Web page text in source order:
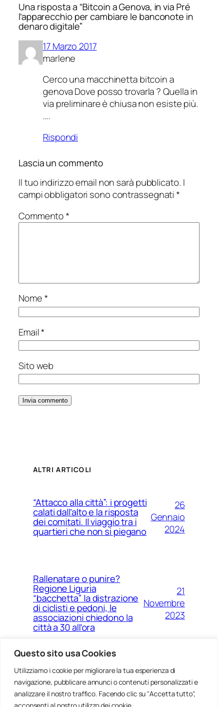
Questo sito usa Cookies
Utilizziamo i cookie per migliorare la tua esperienza di
navigazione, pubblicare annunci o contenuti personalizzati e
analizzare il nostro traffico. Facendo clic su "Accetta tutto",
acconsenti al nostro utilizzo dei cookie.
Una risposta a “Bitcoin a Genova, in via Pré
l’apparecchio per cambiare le banconote in
denaro digitale”
17 Marzo 2017
marlene
Cerco una macchinetta bitcoin a
genova Dove posso trovarla ? Quella in
via preliminare è chiusa non esiste più.
….
Rispondi
Lascia un commento
Il tuo indirizzo email non sarà pubblicato. I
campi obbligatori sono contrassegnati*
Commento*
Nome*
Email*
Sito web
ALTRI ARTICOLI
“Attacco alla città”: i progetti
calati dall’alto e la risposta
dei comitati. Il viaggio tra i
quartieri che non si piegano
26
Gennaio
2024
Rallenatare o punire?
Regione Liguria
“bacchetta” la distrazione
di ciclisti e pedoni, le
associazioni chiedono la
città a 30 all’ora
21
Novembre
2023
Ponte Morandi e quell’anno
zero che non è mai arrivato a
Genova
Agosto
2023